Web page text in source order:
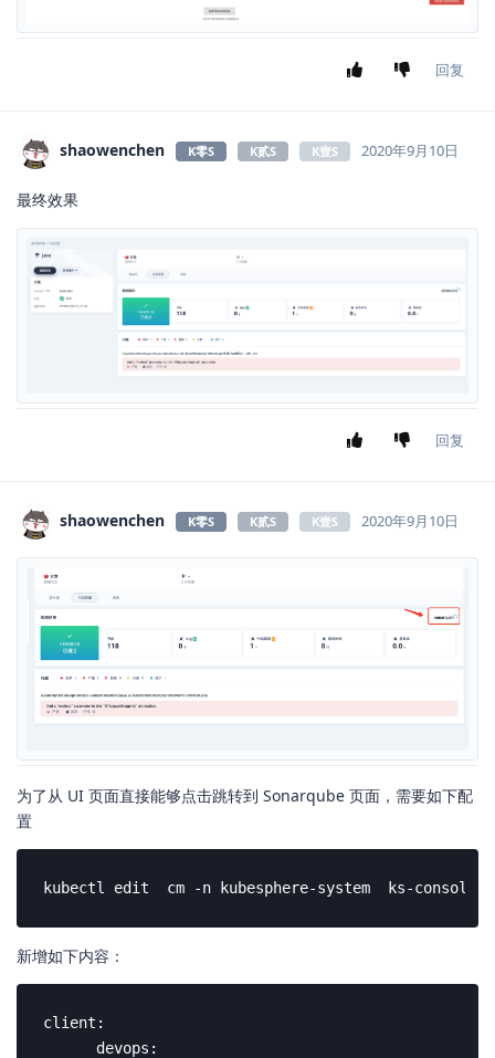
回复
shaowenchen K零S K贰S K壹S 2020年9月10日
最终效果
回复
shaowenchen K零S K贰S K壹S 2020年9月10日
为了从 UI 页面直接能够点击跳转到 Sonarqube 页面，需要如下配
置
kubectl edit  cm -n kubesphere-system  ks-console-
新增如下内容：
client:
      devops: